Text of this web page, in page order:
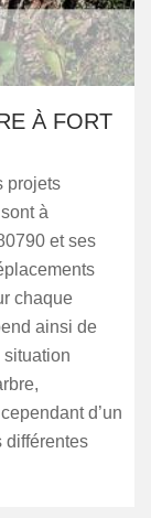
À FORT
projets
à
et ses
chaque
ainsi de
situation
d’un
différentes